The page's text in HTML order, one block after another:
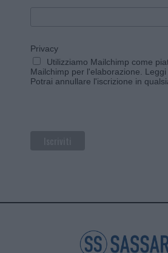
Privacy
Utilizziamo Mailchimp come
Mailchimp per l'elaborazione.
Potrai annullare l'iscrizione in